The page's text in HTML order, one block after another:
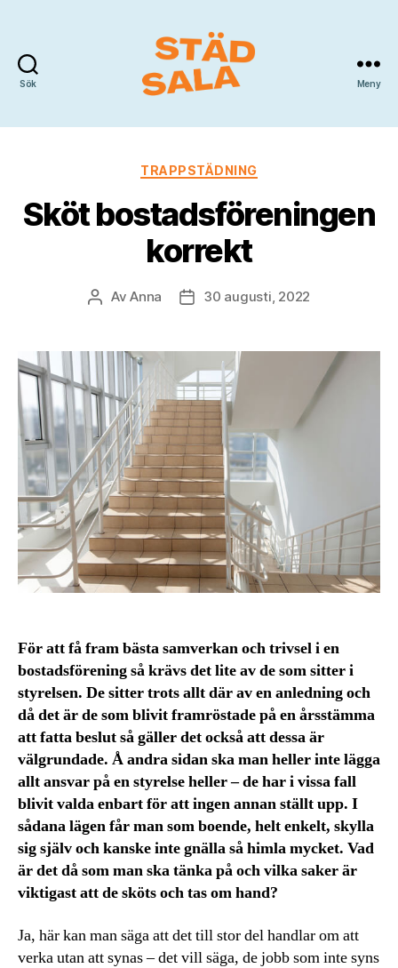
Sök
Sala
Meny
Kategorier
TRAPPSTÄDNING
Sköt bostadsföreningen
korrekt
Inläggsförfattare
AvAnna Inläggsdatum
30 augusti, 2022
För att få fram bästa samverkan och trivsel i en
bostadsförening så krävs det lite av de som sitter i
styrelsen. De sitter trots allt där av en anledning och
då det är de som blivit framröstade på en årsstämma
att fatta beslut så gäller det också att dessa är
välgrundade. Å andra sidan ska man heller inte lägga
allt ansvar på en styrelse heller – de har i vissa fall
blivit valda enbart för att ingen annan ställt upp. I
sådana lägen får man som boende, helt enkelt, skylla
sig själv och kanske inte gnälla så himla mycket. Vad
är det då som man ska tänka på och vilka saker är
viktigast att de sköts och tas om hand?
Ja, här kan man säga att det till stor del handlar om att
verka utan att synas – det vill säga, de jobb som inte syns